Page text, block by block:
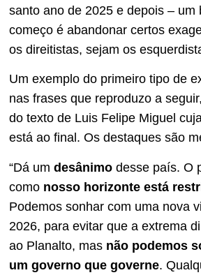
santo ano de 2025 e depois – um
começo é abandonar certos
os direitistas, sejam os
Um exemplo do primeiro tipo de
nas frases que reproduzo a
do texto de Luis Felipe Miguel
está ao final. Os destaques são
“Dá um desânimo desse país. O
como nosso horizonte está
Podemos sonhar com uma nova
2026, para evitar que a extrema
ao Planalto, mas não podemos
um governo que governe.